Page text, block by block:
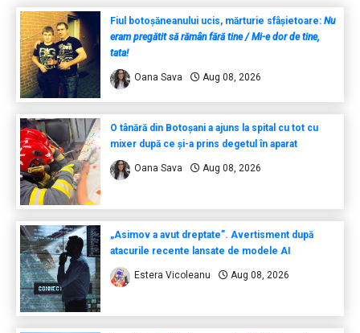
Fiul botoșăneanului ucis, mărturie sfâșietoare: Nu
eram pregătit să rămân fără tine / Mi-e dor de tine,
tata!
Oana Sava Aug 08, 2026
O tânără din Botoșani a ajuns la spital cu tot cu
mixer după ce și-a prins degetul în aparat
Oana Sava Aug 08, 2026
„Asimov a avut dreptate”. Avertisment după
atacurile recente lansate de modele AI
Estera Vicoleanu Aug 08, 2026